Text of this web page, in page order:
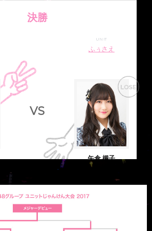
決勝
VS
UNIT
ふぅさえ
矢倉 楓子
NMB48 Team BII
準決勝
kissの天ぷら